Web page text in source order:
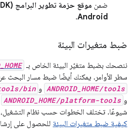
ضمن
Android
.
ضبط متغيرات البيئة
ننصحك بضبط متغيّر البيئة الخاص بـ
سطر الأوامر. يمكنك أيضًا ضبط مسار البحث عن
ANDROID_HOME/tools و tools/bin
و ANDROID_HOME/platform-tools
شيوعًا. تختلف الخطوات حسب نظام التشغيل،
كيفية ضبط متغيرات البيئة للحصول على